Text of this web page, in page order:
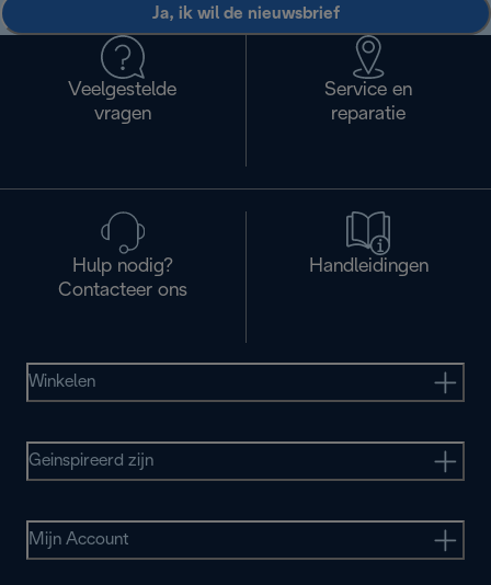
Ja, ik wil de nieuwsbrief
Veelgestelde
vragen
Service en
reparatie
Hulp nodig?
Contacteer ons
Handleidingen
Winkelen
Geinspireerd zijn
Mijn Account